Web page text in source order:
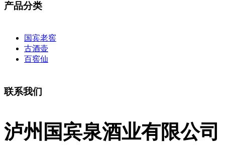
产品分类
国宾老窖
古酒壶
百窖仙
联系我们
泸州国宾泉酒业有限公司